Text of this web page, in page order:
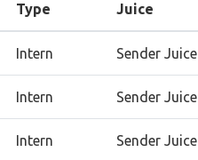
Type Juice
Intern Sender Juice
Intern Sender Juice
Intern Sender Juice